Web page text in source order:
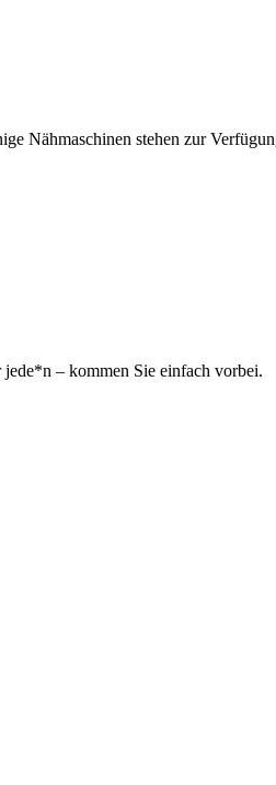
Nähmaschinen stehen zur
– kommen Sie einfach vorbei.